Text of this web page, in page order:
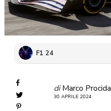
F1 24
di Marco Procida
30 APRILE 2024